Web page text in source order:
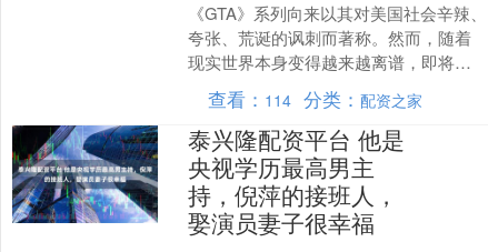
《GTA》系列向来以其对美国社会辛辣、
夸张、荒诞的讽刺而著称。然而，随着
现实世界本身变得越来越离谱，即将问
世的《GTA6》还能否像前作那样产生强
烈的讽刺冲击力?....
查看： 114 分类：配资之家
泰兴隆配资平台 他是
央视学历最高男主
持，倪萍的接班人，
娶演员妻子很幸福